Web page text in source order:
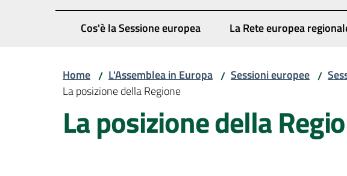
Cos'è la Sessione europea La Rete europea
Home / L'Assemblea in Europa / Sessioni europee /
La posizione della Regione
La posizione della